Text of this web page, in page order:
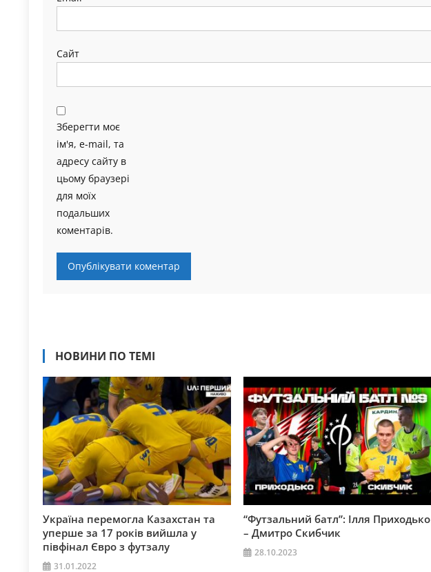
Сайт
Зберегти моє
ім'я, e-mail, та
адресу сайту в
цьому браузері
для моїх
подальших
коментарів.
НОВИНИ ПО ТЕМІ
Україна перемогла Казахстан та
уперше за 17 років вийшла у
півфінал Євро з футзалу
31.01.2022
“Футзальний батл”: Ілля Приходько
– Дмитро Скибчик
28.10.2023